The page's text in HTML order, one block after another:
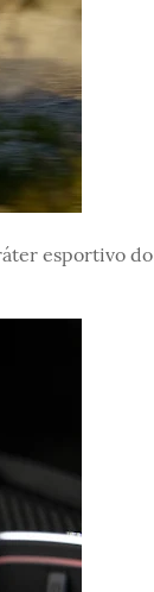
esportivo do